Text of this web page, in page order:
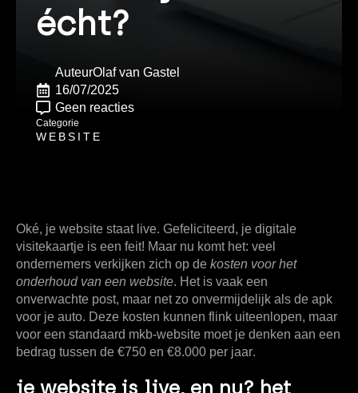
écht?
AuteurOlaf van Gastel
16/07/2025
Geen reacties
Categorie
WEBSITE
Oké, je website staat live. Gefeliciteerd, je digitale
visitekaartje is een feit! Maar nu komt het: veel
ondernemers verkijken zich op de kosten voor het
onderhoud van een website. Het is vaak een
onverwachte post, maar net zo onvermijdelijk als de apk
voor je auto. Deze kosten kunnen flink uiteenlopen, maar
voor een standaard mkb-website moet je denken aan een
bedrag tussen de €750 en €8.000 per jaar.
je website is live, en nu? het